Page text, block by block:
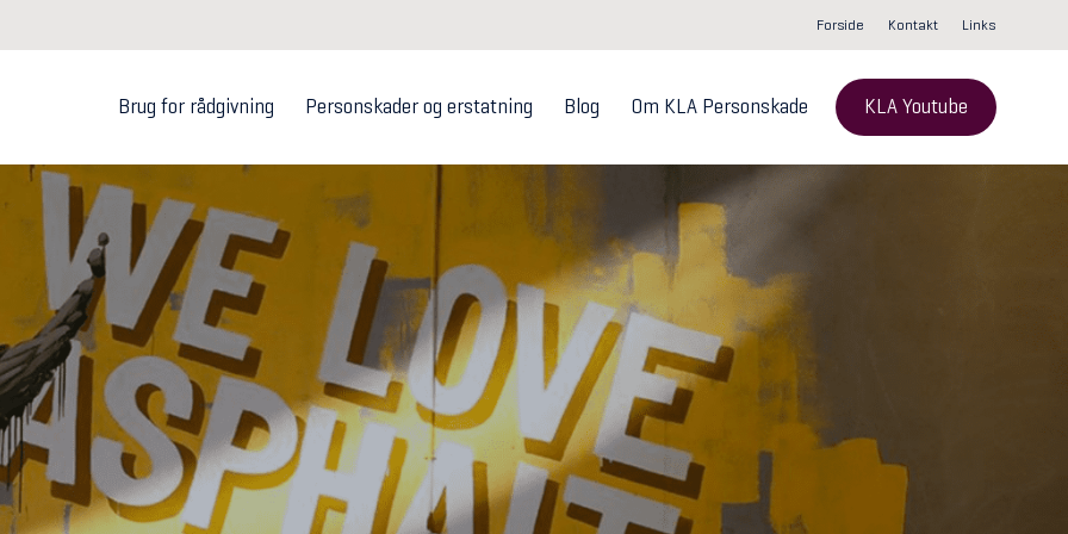
Forside Kontakt Links
Brug for rådgivning Personskader og erstatning Blog Om KLA Personskade KLA Youtube